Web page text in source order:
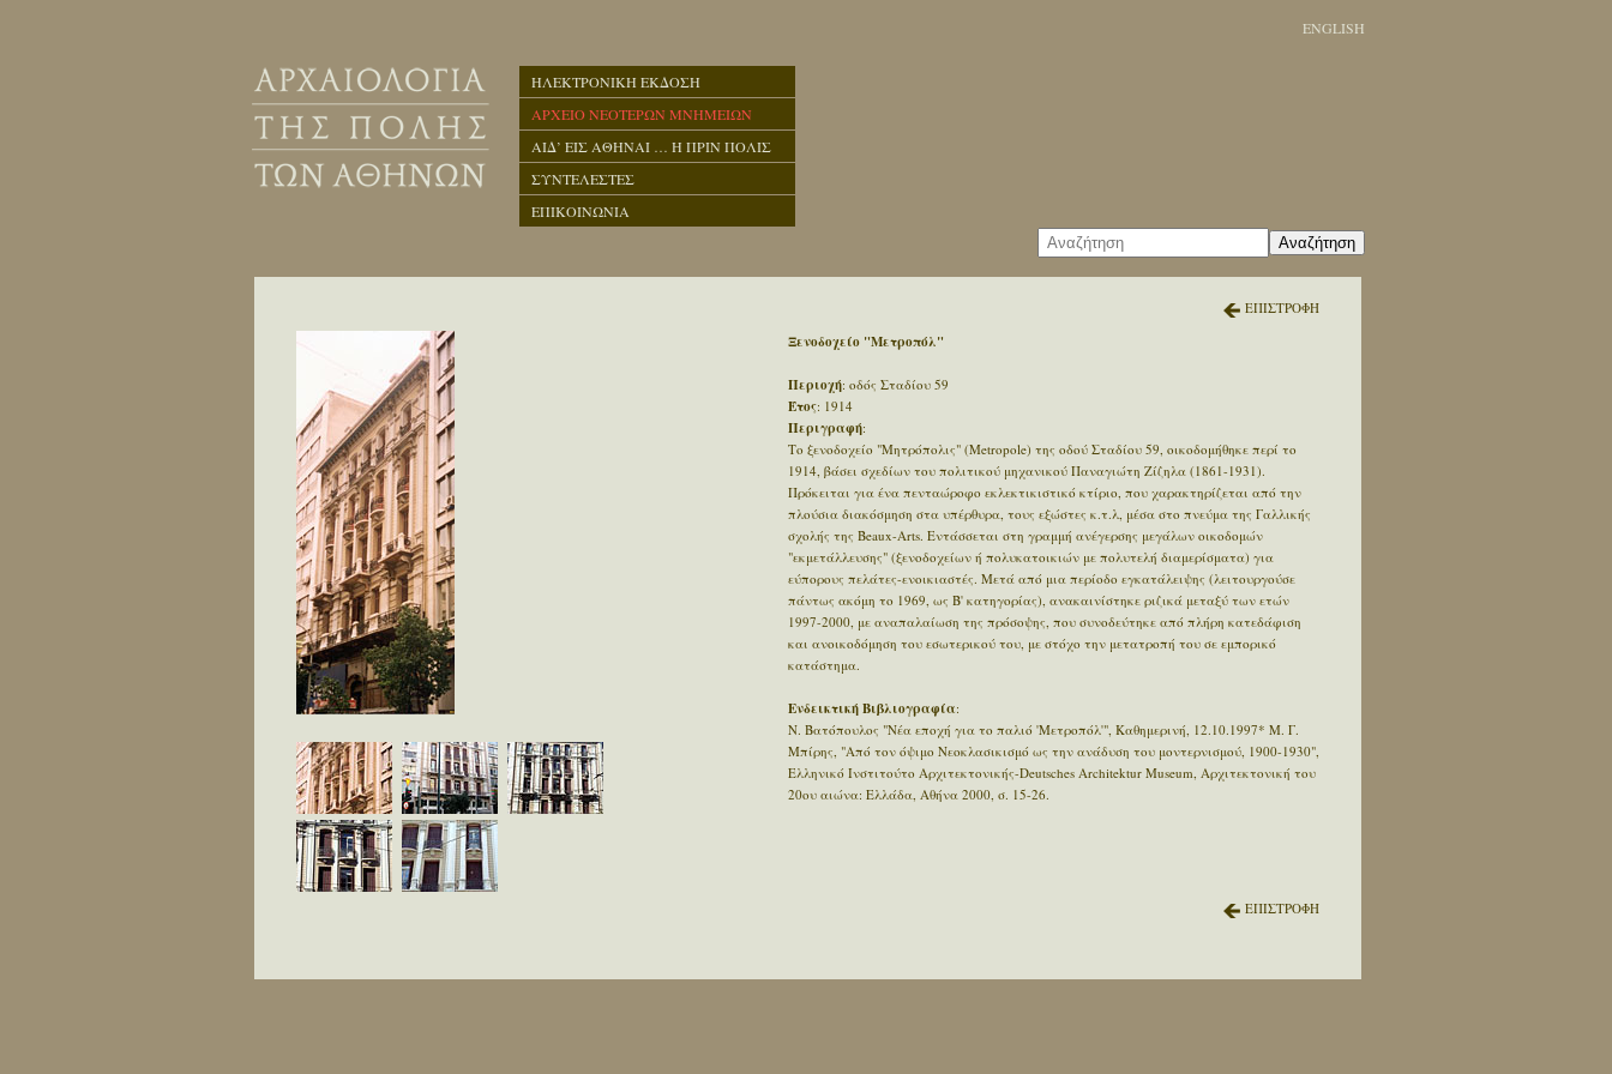
ENGLISH
ΗΛΕΚΤΡΟΝΙΚΗ ΕΚΔΟΣΗ
ΑΡΧΕΙΟ ΝΕΟΤΕΡΩΝ ΜΝΗΜΕΙΩΝ
ΑΙΔ’ ΕΙΣ ΑΘΗΝΑΙ … Η ΠΡΙΝ ΠΟΛΙΣ
ΣΥΝΤΕΛΕΣΤΕΣ
ΕΠΙΚΟΙΝΩΝΙΑ
Αναζήτηση
ΕΠΙΣΤΡΟΦΗ
Ξενοδοχείο "Μετροπόλ"
Περιοχή: οδός Σταδίου 59
Έτος: 1914
Περιγραφή:
Το ξενοδοχείο "Μητρόπολις" (Metropole) της οδού Σταδίου 59, οικοδομήθηκε περί το
1914, βάσει σχεδίων του πολιτικού μηχανικού Παναγιώτη Ζίζηλα (1861-1931).
Πρόκειται για ένα πενταώροφο εκλεκτικιστικό κτίριο, που χαρακτηρίζεται από την
πλούσια διακόσμηση στα υπέρθυρα, τους εξώστες κ.τ.λ, μέσα στο πνεύμα της Γαλλικής
σχολής της Beaux-Arts. Εντάσσεται στη γραμμή ανέγερσης μεγάλων οικοδομών
"εκμετάλλευσης" (ξενοδοχείων ή πολυκατοικιών με πολυτελή διαμερίσματα) για
εύπορους πελάτες-ενοικιαστές. Μετά από μια περίοδο εγκατάλειψης (λειτουργούσε
πάντως ακόμη το 1969, ως Β' κατηγορίας), ανακαινίστηκε ριζικά μεταξύ των ετών
1997-2000, με αναπαλαίωση της πρόσοψης, που συνοδεύτηκε από πλήρη κατεδάφιση
και ανοικοδόμηση του εσωτερικού του, με στόχο την μετατροπή του σε εμπορικό
κατάστημα.
Ενδεικτική Βιβλιογραφία:
Ν. Βατόπουλος "Νέα εποχή για το παλιό 'Μετροπόλ'", Καθημερινή, 12.10.1997* Μ. Γ.
Μπίρης, "Από τον όψιμο Νεοκλασικισμό ως την ανάδυση του μοντερνισμού, 1900-1930",
Ελληνικό Ινστιτούτο Αρχιτεκτονικής-Deutsches Architektur Museum, Αρχιτεκτονική του
20ου αιώνα: Ελλάδα, Αθήνα 2000, σ. 15-26.
ΕΠΙΣΤΡΟΦΗ